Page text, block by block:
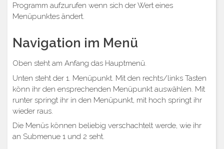
Programm aufzurufen wenn sich der Wert eines
Menüpunktes ändert.
Navigation im Menü
Oben steht am Anfang das Hauptmenü.
Unten steht der 1. Menüpunkt. Mit den rechts/links Tasten
könn ihr den ensprechenden Menüpunkt auswählen. Mit
runter springt ihr in den Menüpunkt, mit hoch springt ihr
wieder raus.
Die Menüs können beliebig verschachtelt werde, wie ihr
an Submenue 1 und 2 seht.